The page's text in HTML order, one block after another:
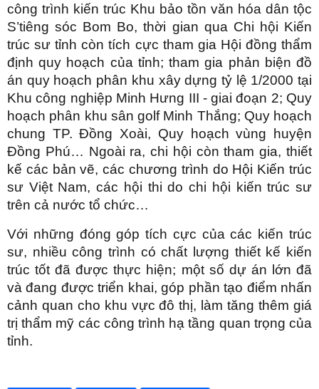
công trình kiến trúc Khu bảo tồn văn hóa dân tộc
S’tiêng sóc Bom Bo, thời gian qua Chi hội Kiến
trúc sư tỉnh còn tích cực tham gia Hội đồng thẩm
định quy hoạch của tỉnh; tham gia phản biện đồ
án quy hoạch phân khu xây dựng tỷ lệ 1/2000 tại
Khu công nghiệp Minh Hưng III - giai đoạn 2; Quy
hoạch phân khu sân golf Minh Thắng; Quy hoạch
chung TP. Đồng Xoài, Quy hoạch vùng huyện
Đồng Phú… Ngoài ra, chi hội còn tham gia, thiết
kế các bản vẽ, các chương trình do Hội Kiến trúc
sư Việt Nam, các hội thi do chi hội kiến trúc sư
trên cả nước tổ chức…
Với những đóng góp tích cực của các kiến trúc
sư, nhiều công trình có chất lượng thiết kế kiến
trúc tốt đã được thực hiện; một số dự án lớn đã
và đang được triển khai, góp phần tạo điểm nhấn
cảnh quan cho khu vực đô thị, làm tăng thêm giá
trị thẩm mỹ các công trình hạ tầng quan trọng của
tỉnh.